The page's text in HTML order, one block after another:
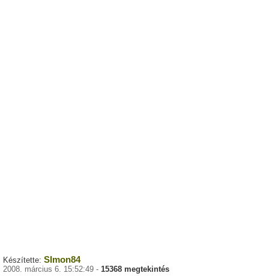
Készítette: SImon84
2008. március 6. 15:52:49 - 15368 megtekintés